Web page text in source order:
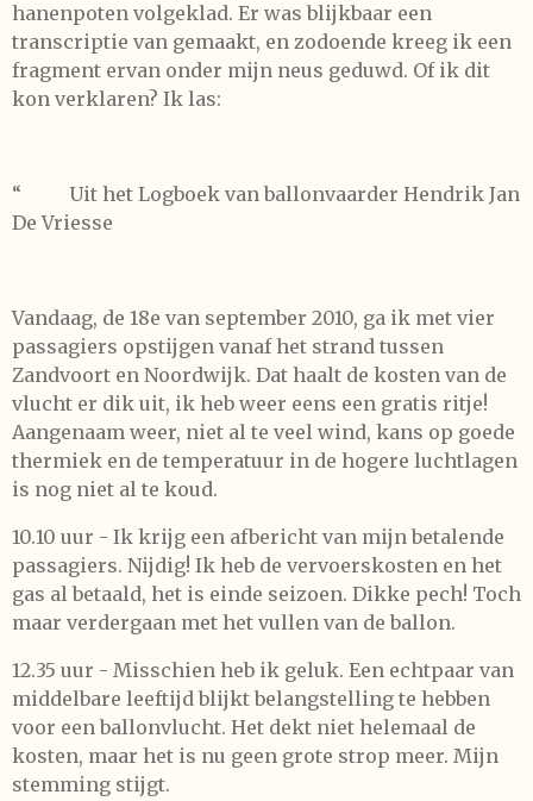
hanenpoten volgeklad. Er was blijkbaar een
transcriptie van gemaakt, en zodoende kreeg ik een
fragment ervan onder mijn neus geduwd. Of ik dit
kon verklaren? Ik las:
“
Uit het Logboek van ballonvaarder Hendrik Jan
De Vriesse
Vandaag, de 18e van september 2010, ga ik met vier
passagiers opstijgen vanaf het strand tussen
Zandvoort en Noordwijk. Dat haalt de kosten van de
vlucht er dik uit, ik heb weer eens een gratis ritje!
Aangenaam weer, niet al te veel wind, kans op goede
thermiek en de temperatuur in de hogere luchtlagen
is nog niet al te koud.
10.10 uur - Ik krijg een afbericht van mijn betalende
passagiers. Nijdig! Ik heb de vervoerskosten en het
gas al betaald, het is einde seizoen. Dikke pech! Toch
maar verdergaan met het vullen van de ballon.
12.35 uur - Misschien heb ik geluk. Een echtpaar van
middelbare leeftijd blijkt belangstelling te hebben
voor een ballonvlucht. Het dekt niet helemaal de
kosten, maar het is nu geen grote strop meer. Mijn
stemming stijgt.